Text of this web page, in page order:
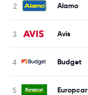
Alamo
Avis
Budget
Europcar